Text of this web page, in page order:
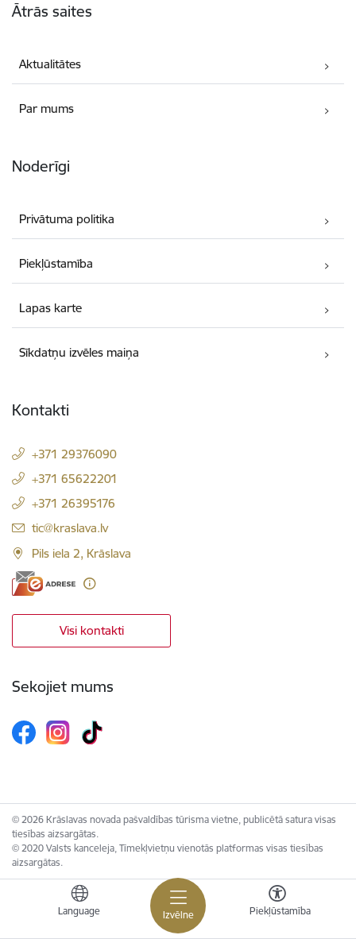
Izvēlne
Language Piekļūstamība
Ātrās saites
Aktualitātes
Par mums
Noderīgi
Privātuma politika
Piekļūstamība
Lapas karte
Sīkdatņu izvēles maiņa
Kontakti
+371 29376090
+371 65622201
+371 26395176
E-pasts:
tic@kraslava.lv
Pils iela 2, Krāslava
Visi kontakti
Sekojiet mums
© 2026 Krāslavas novada pašvaldības tūrisma vietne, publicētā satura visas
tiesības aizsargātas.
© 2020 Valsts kanceleja, Tīmekļvietņu vienotās platformas visas tiesības
aizsargātas.